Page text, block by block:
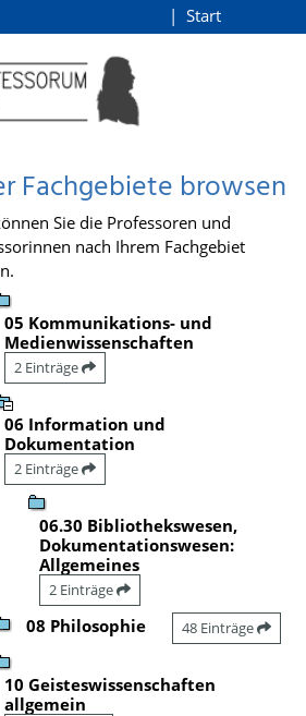
Start
Fachgebiete browsen
Sie die Professoren und
nach Ihrem Fachgebiet
05 Kommunikations- und
Medienwissenschaften
2 Einträge
06 Information und
Dokumentation
2 Einträge
06.30 Bibliothekswesen,
Dokumentationswesen:
Allgemeines
2 Einträge
08 Philosophie 48 Einträge
10 Geisteswissenschaften
allgemein